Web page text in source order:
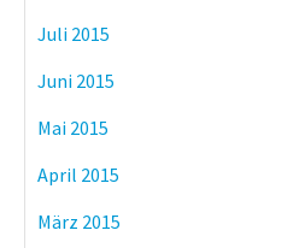
Juli 2015
Juni 2015
Mai 2015
April 2015
März 2015